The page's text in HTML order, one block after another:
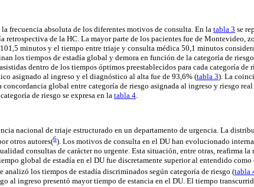
la frecuencia absoluta de los diferentes motivos de consulta. En latabla 3 se
retrospectiva de la HC. La mayor parte de los pacientes fue de Montevideo,
minutos y el tiempo entre triaje y consulta médica 50,1 minutos
los tiempos de estadía global y demora en función de la categoría de
dentro de los tiempos óptimos preestablecidos para cada categoría de
asignado al ingreso y el diagnóstico al alta fue de 93,6% (tabla 3). La
concordancia global entre categoría de riesgo asignada al ingreso y riesgo
de riesgo se expresa en latabla 4.
nacional de triaje estructurado en un departamento de urgencia. La
otros autores(6). Los motivos de consulta en el DU han evolucionado
consultas de carácter no urgente. Esta situación, entre otras, reafirma
global de estadía en el DU fue discretamente superior al entendido
analizó los tiempos de estadía discriminados según categoría de riesgo (tabla
al ingreso presentó mayor tiempo de estancia en el DU. El tiempo